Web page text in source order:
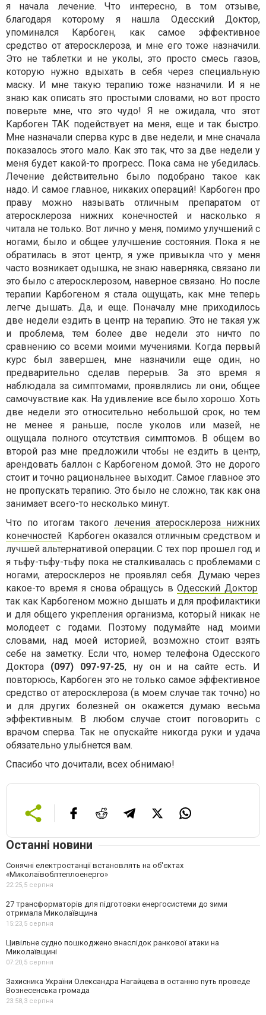
я начала лечение. Что интересно, в том отзыве,
благодаря которому я нашла Одесский Доктор,
упоминался Карбоген, как самое эффективное
средство от атеросклероза, и мне его тоже назначили.
Это не таблетки и не уколы, это просто смесь газов,
которую нужно вдыхать в себя через специальную
маску. И мне такую терапию тоже назначили. И я не
знаю как описать это простыми словами, но вот просто
поверьте мне, что это чудо! Я не ожидала, что этот
Карбоген ТАК подействует на меня, еще и так быстро.
Мне назначали сперва курс в две недели, и мне сначала
показалось этого мало. Как это так, что за две недели у
меня будет какой-то прогресс. Пока сама не убедилась.
Лечение действительно было подобрано такое как
надо. И самое главное, никаких операций! Карбоген про
праву можно называть отличным препаратом от
атеросклероза нижних конечностей и насколько я
читала не только. Вот лично у меня, помимо улучшений с
ногами, было и общее улучшение состояния. Пока я не
обратилась в этот центр, я уже привыкла что у меня
часто возникает одышка, не знаю наверняка, связано ли
это было с атеросклерозом, наверное связано. Но после
терапии Карбогеном я стала ощущать, как мне теперь
легче дышать. Да, и еще. Поначалу мне приходилось
две недели ездить в центр на терапию. Это не такая уж
и проблема, тем более две недели это ничто по
сравнению со всеми моими мучениями. Когда первый
курс был завершен, мне назначили еще один, но
предварительно сделав перерыв. За это время я
наблюдала за симптомами, проявлялись ли они, общее
самочувствие как. На удивление все было хорошо. Хоть
две недели это относительно небольшой срок, но тем
не менее я раньше, после уколов или мазей, не
ощущала полного отсутствия симптомов. В общем во
второй раз мне предложили чтобы не ездить в центр,
арендовать баллон с Карбогеном домой. Это не дорого
стоит и точно рациональнее выходит. Самое главное это
не пропускать терапию. Это было не сложно, так как она
занимает всего-то несколько минут.
Что по итогам такого лечения атеросклероза нижних
конечностей Карбоген оказался отличным средством и
лучшей альтернативой операции. С тех пор прошел год и
я тьфу-тьфу-тьфу пока не сталкивалась с проблемами с
ногами, атеросклероз не проявлял себя. Думаю через
какое-то время я снова обращусь вОдесский Доктор
так как Карбогеном можно дышать и для профилактики
и для общего укрепления организма, который никак не
молодеет с годами. Поэтому подумайте над моими
словами, над моей историей, возможно стоит взять
себе на заметку. Если что, номер телефона Одесского
Доктора (097) 097-97-25, ну он и на сайте есть. И
повторюсь, Карбоген это не только самое эффективное
средство от атеросклероза (в моем случае так точно) но
и для других болезней он окажется думаю весьма
эффективным. В любом случае стоит поговорить с
врачом сперва. Так не опускайте никогда руки и удача
обязательно улыбнется вам.
Спасибо что дочитали, всех обнимаю!
Останні новини
Сонячні електростанції встановлять на об'єктах
«Миколаївоблтеплоенерго»
22:25,5 серпня
27 трансформаторів для підготовки енергосистеми до зими
отримала Миколаївщина
15:23,5 серпня
Цивільне судно пошкоджено внаслідок ранкової атаки на
Миколаївщині
07:20,5 серпня
Захисника України Олександра Нагайцева в останню путь проведе
Вознесенська громада
23:58,3 серпня